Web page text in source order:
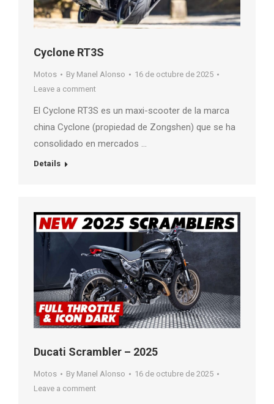
Cyclone RT3S
Motos By Manel Alonso
16 de octubre de 2025
Leave a comment
El Cyclone RT3S es un maxi-scooter de la marca
china Cyclone (propiedad de Zongshen) que se ha
consolidado en mercados …
Details
Ducati Scrambler – 2025
Motos By Manel Alonso
16 de octubre de 2025
Leave a comment